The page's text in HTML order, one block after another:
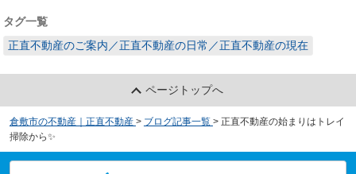
タグ一覧
正直不動産のご案内／正直不動産の日常／正直不動産の現在
ページトップへ
倉敷市の不動産｜正直不動産 > ブログ記事一覧 > 正直不動産の始まりはトレイ
掃除から✨